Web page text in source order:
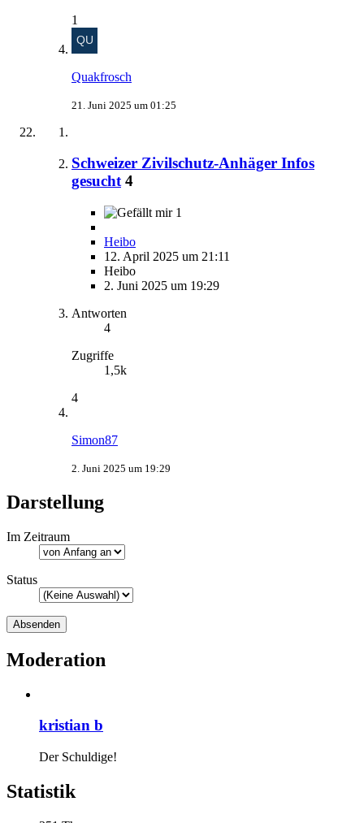
1
Quakfrosch
21. Juni 2025 um 01:25
Schweizer Zivilschutz-Anhäger Infos
gesucht 4
1
Heibo
12. April 2025 um 21:11
Heibo
2. Juni 2025 um 19:29
Antworten
4
Zugriffe
1,5k
4
Simon87
2. Juni 2025 um 19:29
Darstellung
Im Zeitraum
Status
Moderation
kristian b
Der Schuldige!
Statistik